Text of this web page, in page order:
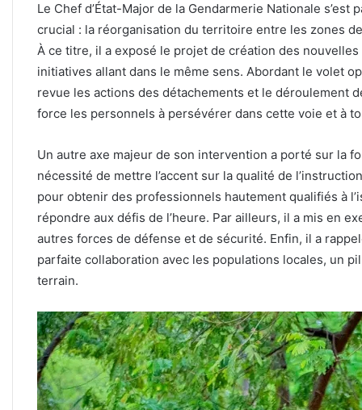
Le Chef d’État-Major de la Gendarmerie Nationale
crucial : la réorganisation du territoire entre les zones
À ce titre, il a exposé le projet de création des
initiatives allant dans le même sens. Abordant le volet
revue les actions des détachements et le déroulement
force les personnels à persévérer dans cette voie et à
Un autre axe majeur de son intervention a porté sur la
nécessité de mettre l’accent sur la qualité de
pour obtenir des professionnels hautement qualifiés à
répondre aux défis de l’heure. Par ailleurs, il a mis en
autres forces de défense et de sécurité. Enfin, il a
parfaite collaboration avec les populations locales, un
terrain.